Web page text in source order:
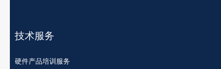
技术服务
硬件产品培训服务